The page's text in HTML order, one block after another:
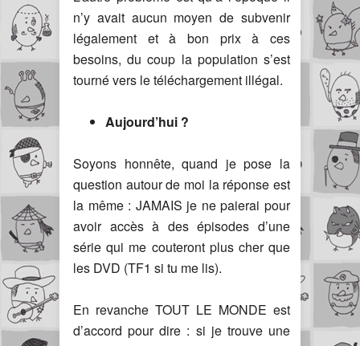
n’y avait aucun moyen de subvenir
légalement et à bon prix à ces
besoins, du coup la population s’est
tourné vers le téléchargement illégal.
Aujourd’hui ?
Soyons honnête, quand je pose la
question autour de moi la réponse est
la même : JAMAIS je ne paierai pour
avoir accès à des épisodes d’une
série qui me couteront plus cher que
les DVD (TF1 si tu me lis).
En revanche TOUT LE MONDE est
d’accord pour dire : si je trouve une